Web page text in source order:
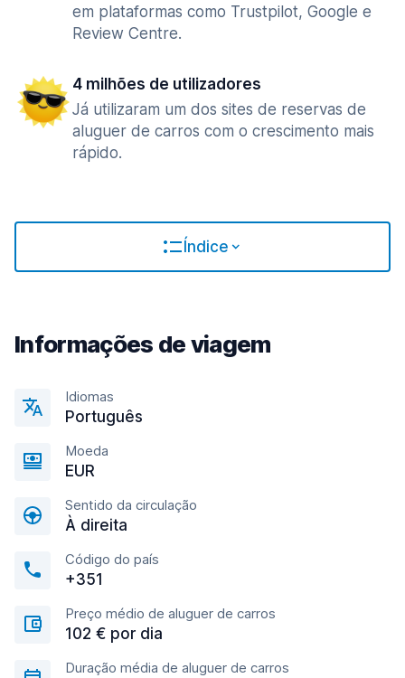
em plataformas como Trustpilot, Google e
Review Centre.
4 milhões de utilizadores
Já utilizaram um dos sites de reservas de
aluguer de carros com o crescimento mais
rápido.
Índice
Informações de viagem
Idiomas
Português
Moeda
EUR
Sentido da circulação
À direita
Código do país
+351
Preço médio de aluguer de carros
102 € por dia
Duração média de aluguer de carros